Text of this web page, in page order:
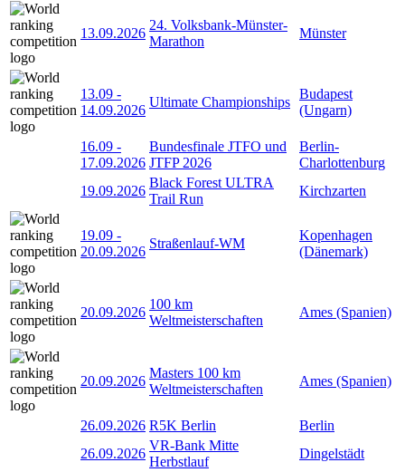
13.09.2026
24. Volksbank-Münster-
Marathon
Münster
13.09 -
14.09.2026
Ultimate Championships
Budapest
(Ungarn)
16.09 -
17.09.2026
Bundesfinale JTFO und
JTFP 2026
Berlin-
Charlottenburg
19.09.2026
Black Forest ULTRA
Trail Run
Kirchzarten
19.09 -
20.09.2026
Straßenlauf-WM
Kopenhagen
(Dänemark)
20.09.2026
100 km
Weltmeisterschaften
Ames (Spanien)
20.09.2026
Masters 100 km
Weltmeisterschaften
Ames (Spanien)
26.09.2026 R5K Berlin
Berlin
26.09.2026
VR-Bank Mitte
Herbstlauf
Dingelstädt